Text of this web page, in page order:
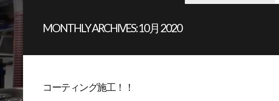
MONTHLY ARCHIVES:10月 2020
コーティング施工！！